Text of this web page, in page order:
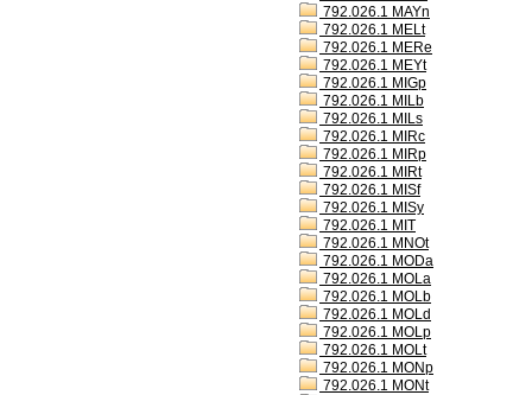
792.026.1 MAYn
792.026.1 MELt
792.026.1 MERe
792.026.1 MEYt
792.026.1 MIGp
792.026.1 MILb
792.026.1 MILs
792.026.1 MIRc
792.026.1 MIRp
792.026.1 MIRt
792.026.1 MISf
792.026.1 MISy
792.026.1 MIT
792.026.1 MNOt
792.026.1 MODa
792.026.1 MOLa
792.026.1 MOLb
792.026.1 MOLd
792.026.1 MOLp
792.026.1 MOLt
792.026.1 MONp
792.026.1 MONt